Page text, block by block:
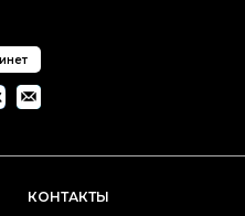
КОНТАКТЫ